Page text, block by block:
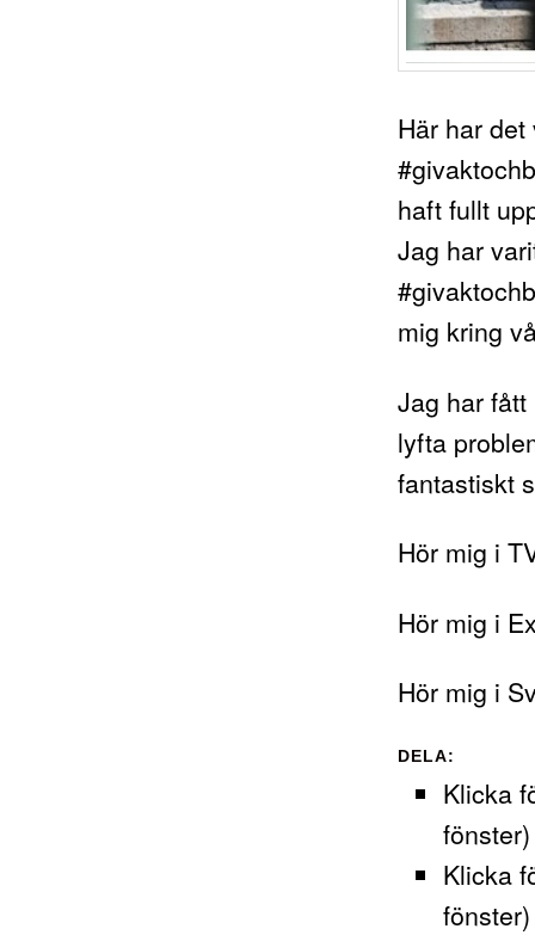
Här har
haft fullt
Jag har
mig kring
Jag har
lyfta
fantastiskt
Hör mig i
Hör mig i
Hör mig i
DELA:
Klicka
fönster)
Klicka
fönster)